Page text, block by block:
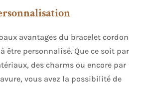
avantages du bracelet cordon
être personnalisé. Que ce soit par
des charms ou encore par
vous avez la possibilité de